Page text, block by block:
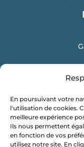
En poursuivant votre
l'utilisation de cookies.
meilleure expérience
Ils nous permettent
en fonction de vos
utilisez notre site. En